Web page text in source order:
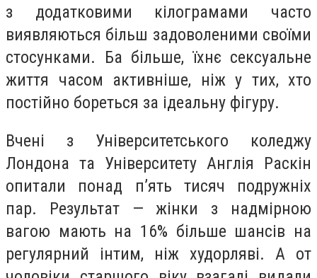
з додатковими кілограмами часто
виявляються більш задоволеними своїми
стосунками. Ба більше, їхнє сексуальне
життя часом активніше, ніж у тих, хто
постійно бореться за ідеальну фігуру.
Вчені з Університетського коледжу
Лондона та Університету Англія Раскін
опитали понад п’ять тисяч подружніх
пар. Результат — жінки з надмірною
вагою мають на 16% більше шансів на
регулярний інтим, ніж худорляві. А от